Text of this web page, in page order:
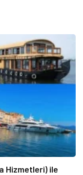
Hizmetleri) ile